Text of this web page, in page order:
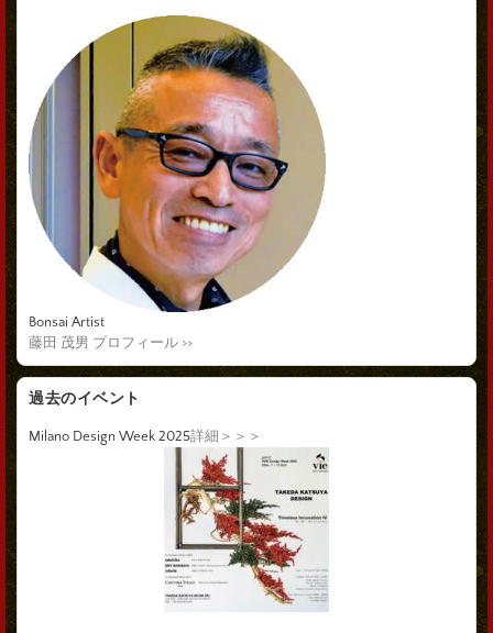
Bonsai Artist
藤田 茂男 プロフィール >>
過去のイベント
Milano Design Week 2025詳細＞＞＞